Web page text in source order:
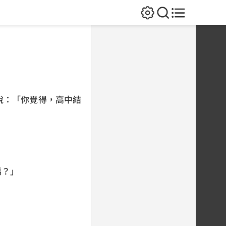
「你覺得，高中結
」